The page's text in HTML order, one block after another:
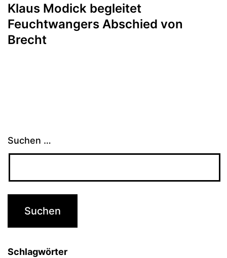
Klaus Modick begleitet
Feuchtwangers Abschied von
Brecht
Suchen …
Schlagwörter